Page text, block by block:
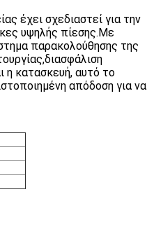
έχει σχεδιαστεί για την
υψηλής πίεσης.Με
παρακολούθησης της
η κατασκευή, αυτό το
απόδοση για να